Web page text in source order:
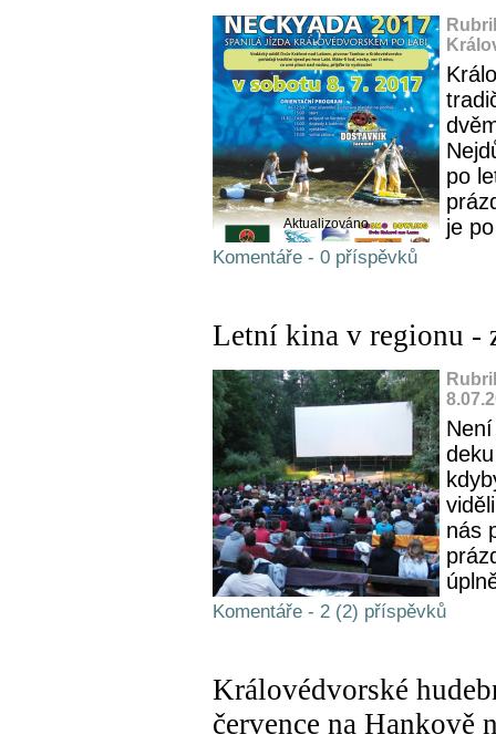
Aktualizováno
po
je
Komentáře - 0 příspěvků
Letní kina v regionu -
nás
Komentáře - 2 (2) příspěvků
Královédvorské
července na Hankově